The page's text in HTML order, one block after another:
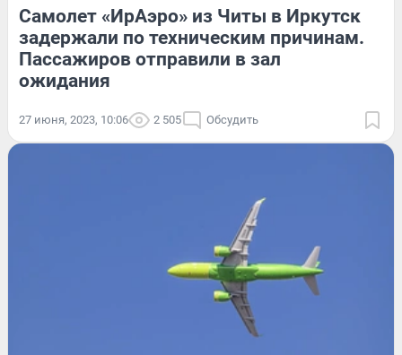
Самолет «ИрАэро» из Читы в Иркутск
задержали по техническим причинам.
Пассажиров отправили в зал
ожидания
27 июня, 2023, 10:06 2 505 Обсудить